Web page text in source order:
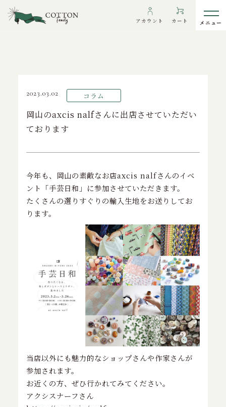
アカウント カート
わたしたちについて
インフォメーション
海外の方へ
ご利用ガイド
プライバシーポリシー
特定商取引に基づく表記
お問い合わせ
TOP> コラム>岡山のaxcis nalfさんに出店させていただいており
ます
2023.03.02 コラム
岡山のaxcis nalfさんに出店させていただい
ております
今年も、岡山の素敵なお店axcis nalfさんのイベ
ント「手芸日和」に参加させていただきます。
たくさんの選りすぐりの輸入生地をお送りしてお
ります。
当店以外にも魅力的なショップさんや作家さんが
参加されます。
お近くの方、ぜひ行かれてみてください。
アクシスナーフさん